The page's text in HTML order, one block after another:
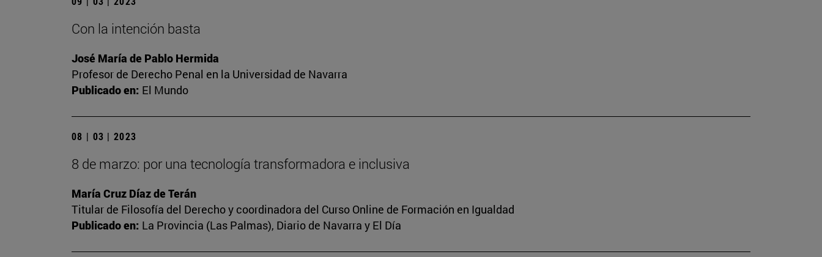
Con la intención basta
José María de Pablo Hermida
Profesor de Derecho Penal en la Universidad de Navarra
Publicado en: El Mundo
08 | 03 | 2023
8 de marzo: por una tecnología transformadora e inclusiva
María Cruz Díaz de Terán
Titular de Filosofía del Derecho y coordinadora del Curso Online de Formación en Igualdad
Publicado en: La Provincia (Las Palmas), Diario de Navarra y El Día